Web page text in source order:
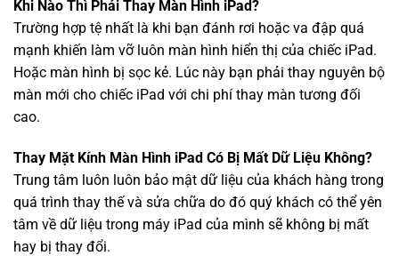
Khi Nào Thì Phải Thay Màn Hình iPad?
Trường hợp tệ nhất là khi bạn đánh rơi hoặc va đập quá
mạnh khiến làm vỡ luôn màn hình hiển thị của chiếc iPad.
Hoặc màn hình bị sọc kẻ. Lúc này bạn phải thay nguyên bộ
màn mới cho chiếc iPad với chi phí thay màn tương đối
cao.
Thay Mặt Kính Màn Hình iPad Có Bị Mất Dữ Liệu Không?
Trung tâm luôn luôn bảo mật dữ liệu của khách hàng trong
quá trình thay thế và sửa chữa do đó quý khách có thể yên
tâm về dữ liệu trong máy iPad của mình sẽ không bị mất
hay bị thay đổi.